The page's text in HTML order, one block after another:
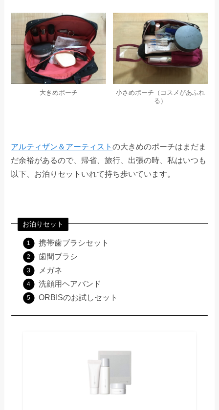
大きめポーチ
小さめポーチ（コスメがあふれ
る）
アルティザン＆アーティストの大きめのポーチはまだま
だ余裕があるので、帰省、旅行、出張の時、私はいつも
以下、お泊りセットいれて持ち歩いています。
お泊りセット
携帯歯ブラシセット
歯間ブラシ
メガネ
洗顔用ヘアバンド
ORBISのお試しセット